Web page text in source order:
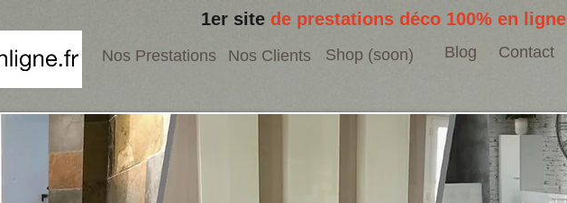
Nos Prestations Nos Clients Shop (soon) Blog Contact
1er site de prestations déco 100% en ligne